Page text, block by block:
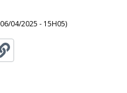
06/04/2025 - 15H05)